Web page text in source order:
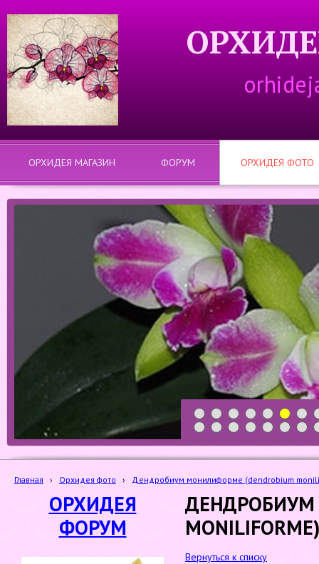
ОРХИДЕЯ МАГАЗИН ФОРУМ ОРХИДЕЯ ФОТО
1 2 3 4 5 6 7
8
19 20 21 22 23 24 25
Главная › Орхидея фото › Дендробиум монилиформе (dendrobium
ОРХИДЕЯ
ФОРУМ
ДЕНДРОБИУМ
Вернуться к списку